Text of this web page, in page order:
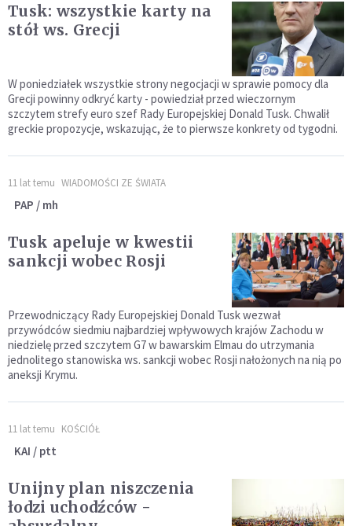
Tusk: wszystkie karty na
stół ws. Grecji
W poniedziałek wszystkie strony negocjacji w sprawie pomocy dla
Grecji powinny odkryć karty - powiedział przed wieczornym
szczytem strefy euro szef Rady Europejskiej Donald Tusk. Chwalił
greckie propozycje, wskazując, że to pierwsze konkrety od tygodni.
11 lat temu WIADOMOŚCI ZE ŚWIATA
PAP / mh
Tusk apeluje w kwestii
sankcji wobec Rosji
Przewodniczący Rady Europejskiej Donald Tusk wezwał
przywódców siedmiu najbardziej wpływowych krajów Zachodu w
niedzielę przed szczytem G7 w bawarskim Elmau do utrzymania
jednolitego stanowiska ws. sankcji wobec Rosji nałożonych na nią po
aneksji Krymu.
11 lat temu KOŚCIÓŁ
KAI / ptt
Unijny plan niszczenia
łodzi uchodźców -